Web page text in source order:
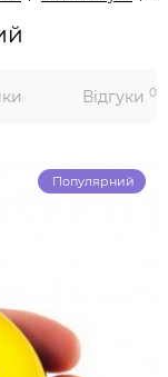
Відгуки 0
Популярний